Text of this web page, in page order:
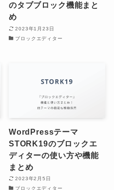
のタブブロック機能まと
め
2023年1月23日
ブロックエディター
WordPressテーマ
STORK19のブロックエ
ディターの使い方や機能
まとめ
2023年2月5日
ブロックエディター